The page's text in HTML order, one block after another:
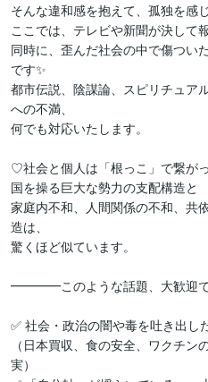
そんな違和感を抱えて、孤独を感
ここでは、テレビや新聞が決して
同時に、歪んだ社会の中で傷つい
です✨
都市伝説、陰謀論、スピリチュア
への不満、
何でも対応いたします。
♡社会と個人は「根っこ」で繋が
国を操る巨大な勢力の支配構造と
家庭内不和、人間関係の不和、共
造は、
驚くほど似ています。
━━━━このような話題、大歓
✅ 社会・政治の闇や毒を吐き出し
（日本買収、食の安全、ワクチ
実）